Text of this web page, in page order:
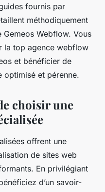
fournis par
méthodiquement
Webflow. Vous
la top agence webflow
et bénéficier de
optimisé et pérenne.
choisir une
offrent une
de sites web
En privilégiant
d’un savoir-